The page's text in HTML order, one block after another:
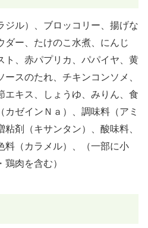
ジル）、ブロッコリー、揚げな
ダー、たけのこ水煮、にんじ
ト、赤パプリカ、パパイヤ、黄
スのたれ、チキンコンソメ、
エキス、しょうゆ、みりん、食
ゼインＮａ）、調味料（アミ
粘剤（キサンタン）、酸味料、
料（カラメル）、（一部に小
肉を含む）